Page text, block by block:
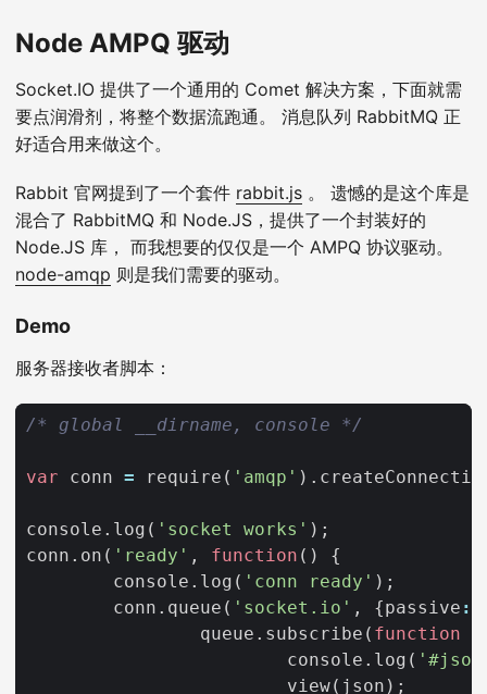
Node AMPQ 驱动
Socket.IO 提供了一个通用的 Comet 解决方案，下面就需
要点润滑剂，将整个数据流跑通。 消息队列 RabbitMQ 正
好适合用来做这个。
Rabbit 官网提到了一个套件 rabbit.js 。 遗憾的是这个库是
混合了 RabbitMQ 和 Node.JS，提供了一个封装好的
Node.JS 库， 而我想要的仅仅是一个 AMPQ 协议驱动。
node-amqp 则是我们需要的驱动。
Demo
服务器接收者脚本：
/* global __dirname, console */
var conn = require ( 'amqp' ).
console . log ( 'socket works' );
conn . on ( 'ready' , function ()
{
console . log ( 'conn ready' );
conn . queue ( 'socket.io' , {passive :
queue . subscribe ( function
console . log (
view( json );